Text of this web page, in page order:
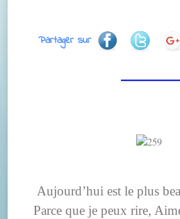
Partager sur
Aujourd’hui est le plus
Parce que je peux rire,